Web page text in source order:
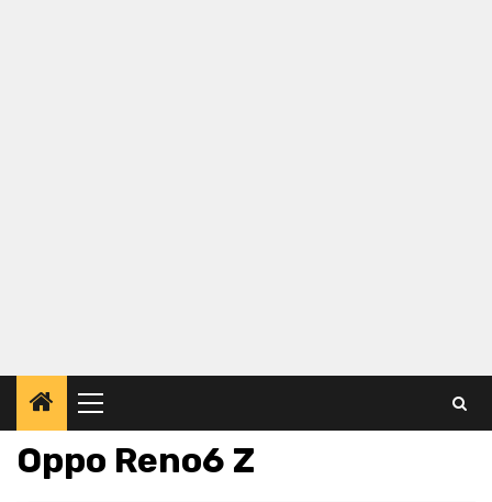
Primary
Menu
Oppo Reno6 Z